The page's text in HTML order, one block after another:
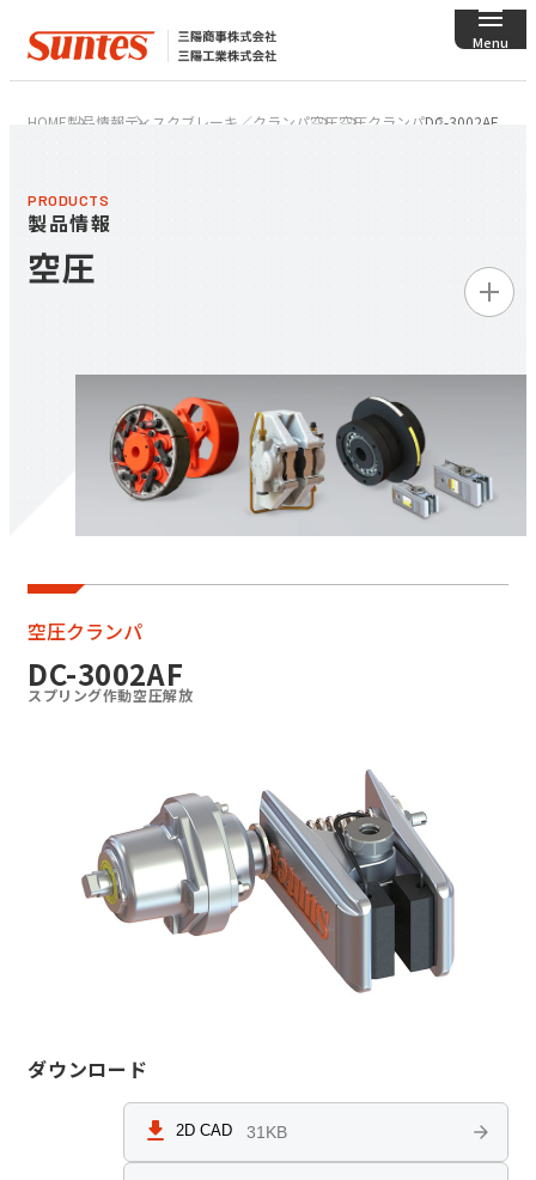
HOME製品情報ディスクブレーキ／クランパ空圧空圧クランパDC-3002AF
PRODUCTS
製品情報
空圧
製品情報トップ
ディスクブレーキ／クランパ
空圧ディスクブレーキ
空圧クランパ
DC-3005AF
DC-3002AF
空圧ポジクランパ
メンテナンス部品
空圧クランパ
DC-3002AF
スプリング作動空圧解放
ダウンロード
2D CAD 31KB